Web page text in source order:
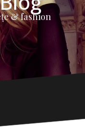
& fashion